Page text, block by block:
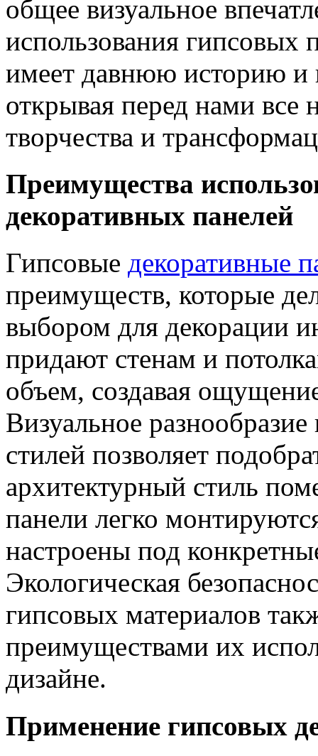
общее визуальное
использования гипсовых
имеет давнюю историю и
открывая перед нами все
творчества и
Преимущества
декоративных панелей
Гипсовые декоративные
преимуществ, которые
выбором для декорации
придают стенам и
объем, создавая
Визуальное
стилей позволяет
архитектурный стиль
панели легко
настроены под
Экологическая
гипсовых материалов
преимуществами их
дизайне.
Применение гипсовых